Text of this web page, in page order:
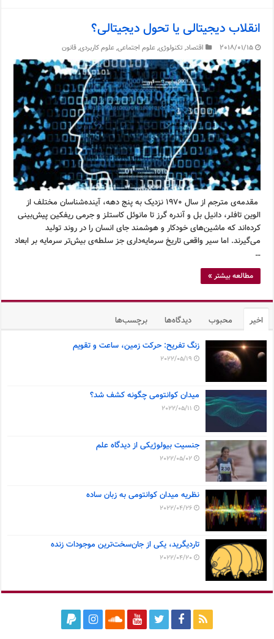
انقلاب دیجیتالی یا تحول دیجیتالی؟
2018/01/15 اقتصاد, تکنولوژی,علوم اجتماعی,علوم کاربردی,قانون
مقدمه‌ی مترجم از سال 1970 نزدیک به پنج دهه، آینده‌شناسان مختلف از
الوین تافلر، دانیل بل و آندره گرز تا مانوئل کاستلز و جرمی ریفکین پیش‌بینی
کرده‌اند که ماشین‌های خودکار و هوشمند جای انسان را در روند تولید
می‌گیرند. اما سیر واقعی تاریخ سرمایه‌داری جز سلطه‌ی بیش‌تر سرمایه بر ابعاد
…
مطالعه بیشتر »
اخیر محبوب دیدگاه‌ها برچسب‌ها
زنگ تفریح: حرکت زمین، ساعت و تقویم
2022/05/19
میدان کوانتومی چگونه کشف شد؟
2022/05/11
جنسیت بیولوژیکی از دیدگاه علم
2022/05/02
نظریه میدان کوانتومی به زبان ساده
2022/04/26
تاردیگرید، یکی از جان‌سخت‌ترین موجودات زنده
2022/04/20